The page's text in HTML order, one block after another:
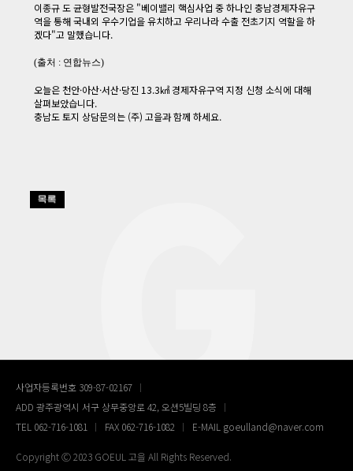
​ 이종규 도 균형발전국장은 "베이밸리 핵심사업 중 하나인 충남경제자유구
역을 통해 국내외 우수기업을 유치하고 우리나라 수출 전초기지 역할을 하
겠다"고 말했습니다. ​​​
(출처 : 연합뉴스)
오늘은 천안·아산·서산·당진 13.3㎢ 경제자유구역 지정 신청 소식에 대해
살펴보았습니다.
충남도 토지 상담문의는 (주) 고을과 함께 하세요.
사업자등록번호 309-87-02167
ADD 광주광역시 서구 상무중앙로 42, 오션5빌딩 8층
TEL 062-716-1081
FAX 062-716-1082 E-MAIL goeulland@naver.com
Copyright Ⓒ 2023 GOEUL 고을 All Rights Reserved.